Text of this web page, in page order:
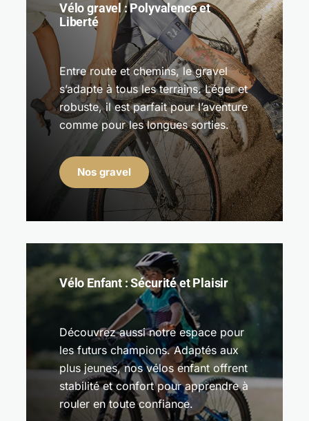
Vélo gravel : Polyvalence et
Liberté
Entre route et chemins, le gravel
s’adapte à tous les terrains. Léger et
robuste, il est parfait pour l’aventure
comme pour les longues sorties.
Nos gravel
Vélo Enfant : Sécurité et Plaisir
Découvrez aussi notre espace pour
les futurs champions. Adaptés aux
plus jeunes, nos vélos enfant offrent
stabilité et confort pour apprendre à
rouler en toute confiance.